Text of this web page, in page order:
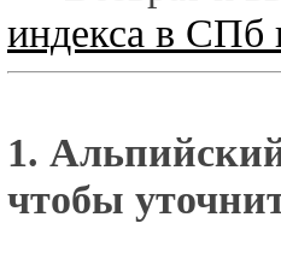
индекса в СПб
1.
чтобы